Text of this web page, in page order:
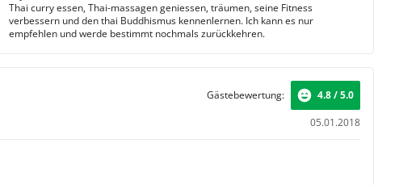
Thai curry essen, Thai-massagen geniessen, träumen, seine Fitness
verbessern und den thai Buddhismus kennenlernen. Ich kann es nur
empfehlen und werde bestimmt nochmals zurückkehren.
05.01.2018
Gästebewertung: 4.8 / 5.0